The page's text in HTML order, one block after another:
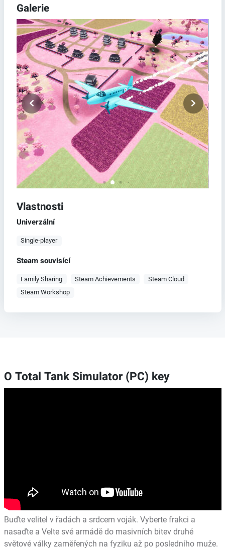
Galerie
Vlastnosti
Univerzální
Single-player
Steam souvisící
Family Sharing Steam Achievements
Steam Cloud
Steam Workshop
O Total Tank Simulator (PC) key
Buďte velitel v řadách a srdcem voják. Vyberte frakci a
nasaďte a Velte své armádě do masivních bitev druhé
světové války zaměřených na fyziku až po posledního muže.